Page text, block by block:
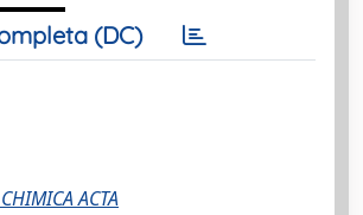
(DC)
ACTA